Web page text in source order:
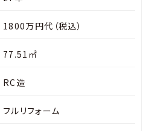
1800万円代（税込）
77.51㎡
RC造
フルリフォーム